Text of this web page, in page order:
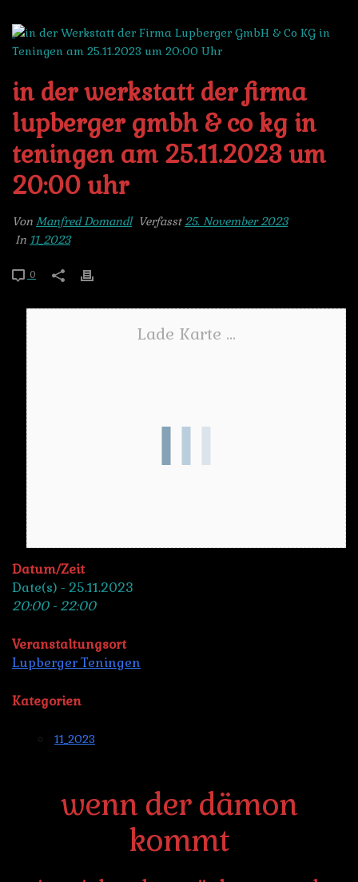
in der werkstatt der firma
lupberger gmbh & co kg in
teningen am 25.11.2023 um
20:00 uhr
Von Manfred Domandl Verfasst25. November 2023
In 11_2023
0
Lade Karte ...
Datum/Zeit
Date(s) - 25.11.2023
20:00 - 22:00
Veranstaltungsort
Lupberger Teningen
Kategorien
11_2023
wenn der dämon
kommt